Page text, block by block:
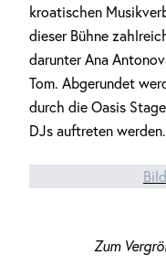
kroatischen
dieser Bühne
darunter Ana
Tom. Abgerundet
durch die Oasis
DJs auftreten werden.
Zum